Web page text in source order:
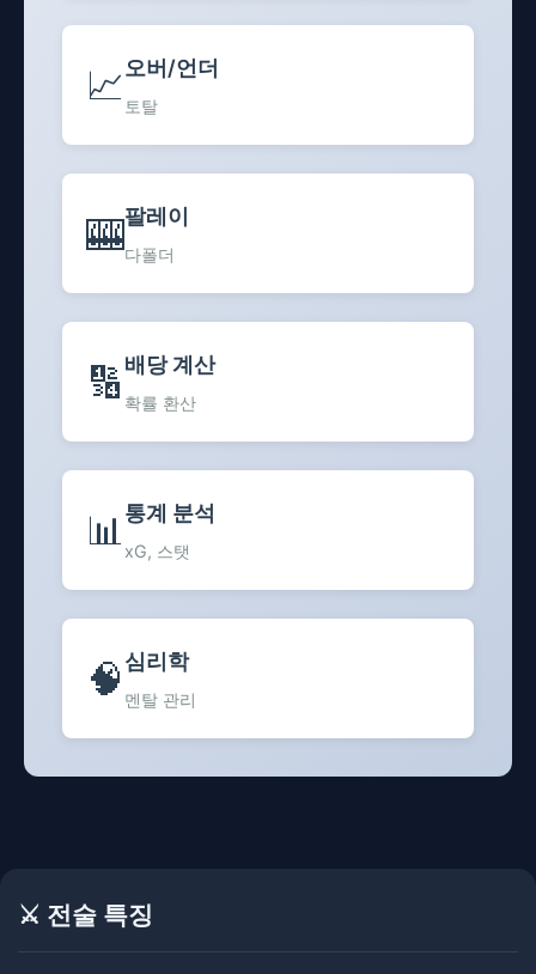
📈오버/언더
토탈
🎰팔레이
다폴더
🔢 배당 계산
확률 환산
📊 통계 분석
xG, 스탯
🧠 심리학
멘탈 관리
⚔️ 전술 특징